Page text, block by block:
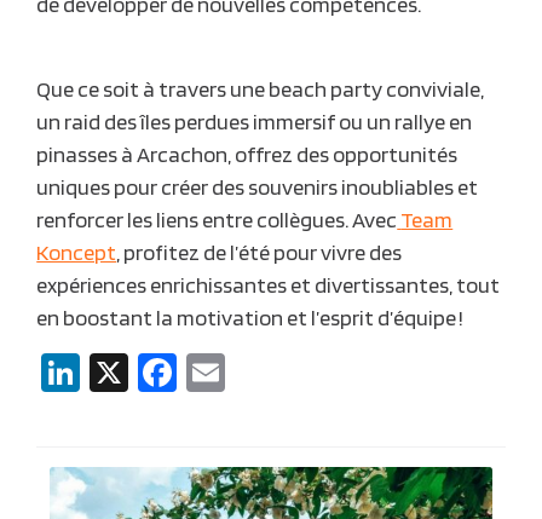
Que ce soit à travers une beach party conviviale,
un raid des îles perdues immersif ou un rallye en
pinasses à Arcachon, offrez des opportunités
uniques pour créer des souvenirs inoubliables et
renforcer les liens entre collègues. Avec Team
Koncept , profitez de l’été pour vivre des
expériences enrichissantes et divertissantes, tout
en boostant la motivation et l’esprit d’équipe !
LinkedIn
X Facebook
Navigation
de